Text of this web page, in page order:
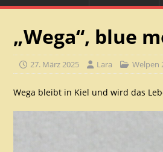
„Wega“, blue
27. März 2025 Lara Welpen
Wega bleibt in Kiel und wird das